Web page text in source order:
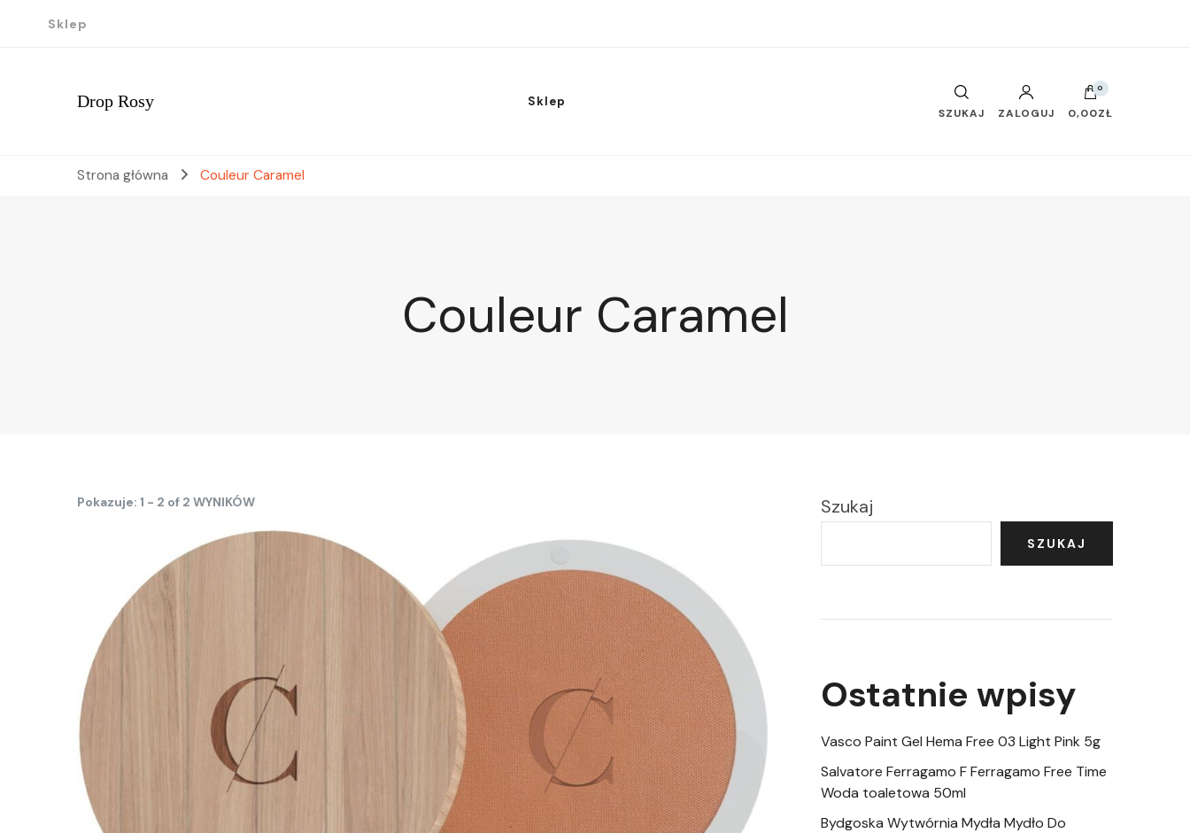
Sklep
Drop Rosy Sklep
SZUKAJ ZALOGUJ
0
0,00ZŁ
Strona główna Couleur Caramel
Couleur Caramel
Pokazuje: 1 - 2 of 2 WYNIKÓW Szukaj
SZUKAJ
Ostatnie wpisy
Vasco Paint Gel Hema Free 03 Light Pink 5g
Salvatore Ferragamo F Ferragamo Free Time
Woda toaletowa 50ml
Bydgoska Wytwórnia Mydła Mydło Do